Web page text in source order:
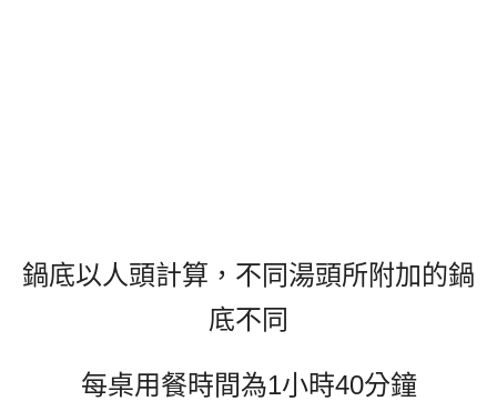
鍋底以人頭計算，不同湯頭所附加的鍋
底不同
每桌用餐時間為1小時40分鐘